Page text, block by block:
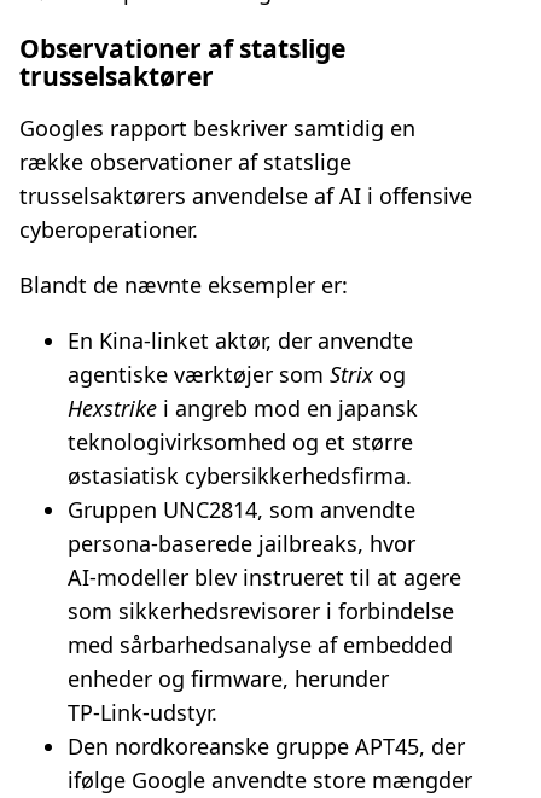
Observationer af statslige
trusselsaktører
Googles rapport beskriver samtidig en
række observationer af statslige
trusselsaktørers anvendelse af AI i offensive
cyberoperationer.
Blandt de nævnte eksempler er:
En Kina‑linket aktør, der anvendte
agentiske værktøjer som Strix og
Hexstrike i angreb mod en japansk
teknologivirksomhed og et større
østasiatisk cybersikkerhedsfirma.
Gruppen UNC2814, som anvendte
persona‑baserede jailbreaks, hvor
AI‑modeller blev instrueret til at agere
som sikkerhedsrevisorer i forbindelse
med sårbarhedsanalyse af embedded
enheder og firmware, herunder
TP‑Link‑udstyr.
Den nordkoreanske gruppe APT45, der
ifølge Google anvendte store mængder